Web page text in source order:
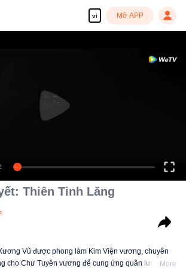
vi Mở APP
Thiên Tinh Lăng
Vũ được phong làm Kim Viện vương, chuyên
cho Chư Tuyên vương để cung ứng quân lương,More